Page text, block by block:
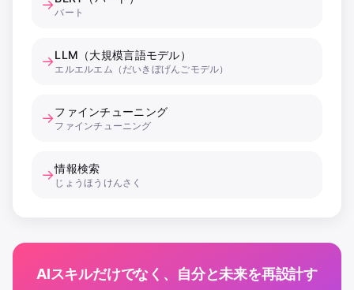
→バート
→LLM（大規模言語モデル）
エルエルエム（だいきぼげんごモデル）
→ファインチューニング
ファインチューニング
→情報検索
じょうほうけんさく
AIスキルだけでなく、自分と未来を再設計す